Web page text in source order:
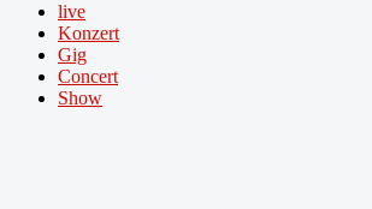
live
Konzert
Gig
Concert
Show